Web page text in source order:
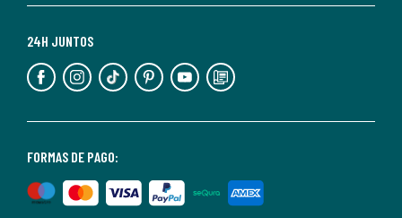
Para
información,
puedes
nuestra
de
privacidad</2>.
FORMAS DE PAGO:
24H JUNTOS